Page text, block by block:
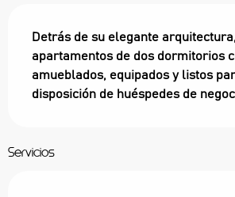
Detrás de su elegante
apartamentos de dos dormitorios
amueblados, equipados y listos
disposición de huéspedes de
Servicios